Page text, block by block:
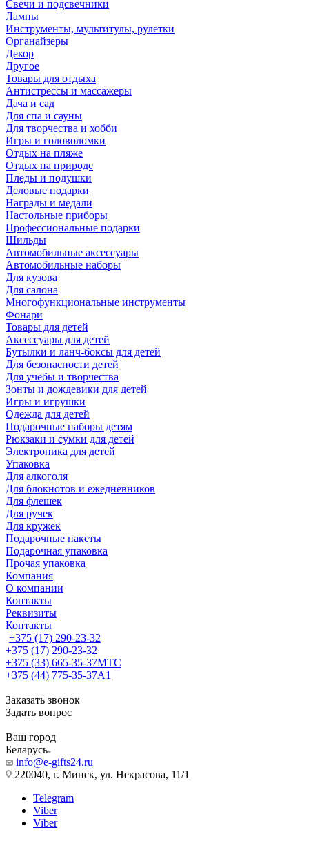
Свечи и подсвечники
Лампы
Инструменты, мультитулы, рулетки
Органайзеры
Декор
Другое
Товары для отдыха
Антистрессы и массажеры
Дача и сад
Для спа и сауны
Для творчества и хобби
Игры и головоломки
Отдых на пляже
Отдых на природе
Пледы и подушки
Деловые подарки
Награды и медали
Настольные приборы
Профессиональные подарки
Шильды
Автомобильные аксессуары
Автомобильные наборы
Для кузова
Для салона
Многофункциональные инструменты
Фонари
Товары для детей
Аксессуары для детей
Бутылки и ланч-боксы для детей
Для безопасности детей
Для учебы и творчества
Зонты и дождевики для детей
Игры и игрушки
Одежда для детей
Подарочные наборы детям
Рюкзаки и сумки для детей
Электроника для детей
Упаковка
Для алкоголя
Для блокнотов и ежедневников
Для флешек
Для ручек
Для кружек
Подарочные пакеты
Подарочная упаковка
Прочая упаковка
Компания
О компании
Контакты
Реквизиты
Контакты
+375 (17) 290-23-32
+375 (17) 290-23-32
+375 (33) 665-35-37МТС
+375 (44) 775-35-37А1
Заказать звонок
Задать вопрос
Ваш город
Беларусь
info@e-gifts24.ru
220040, г. Минск, ул. Некрасова, 11/1
Telegram
Viber
Viber